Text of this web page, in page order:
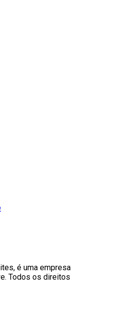
é uma empresa
Todos os direitos